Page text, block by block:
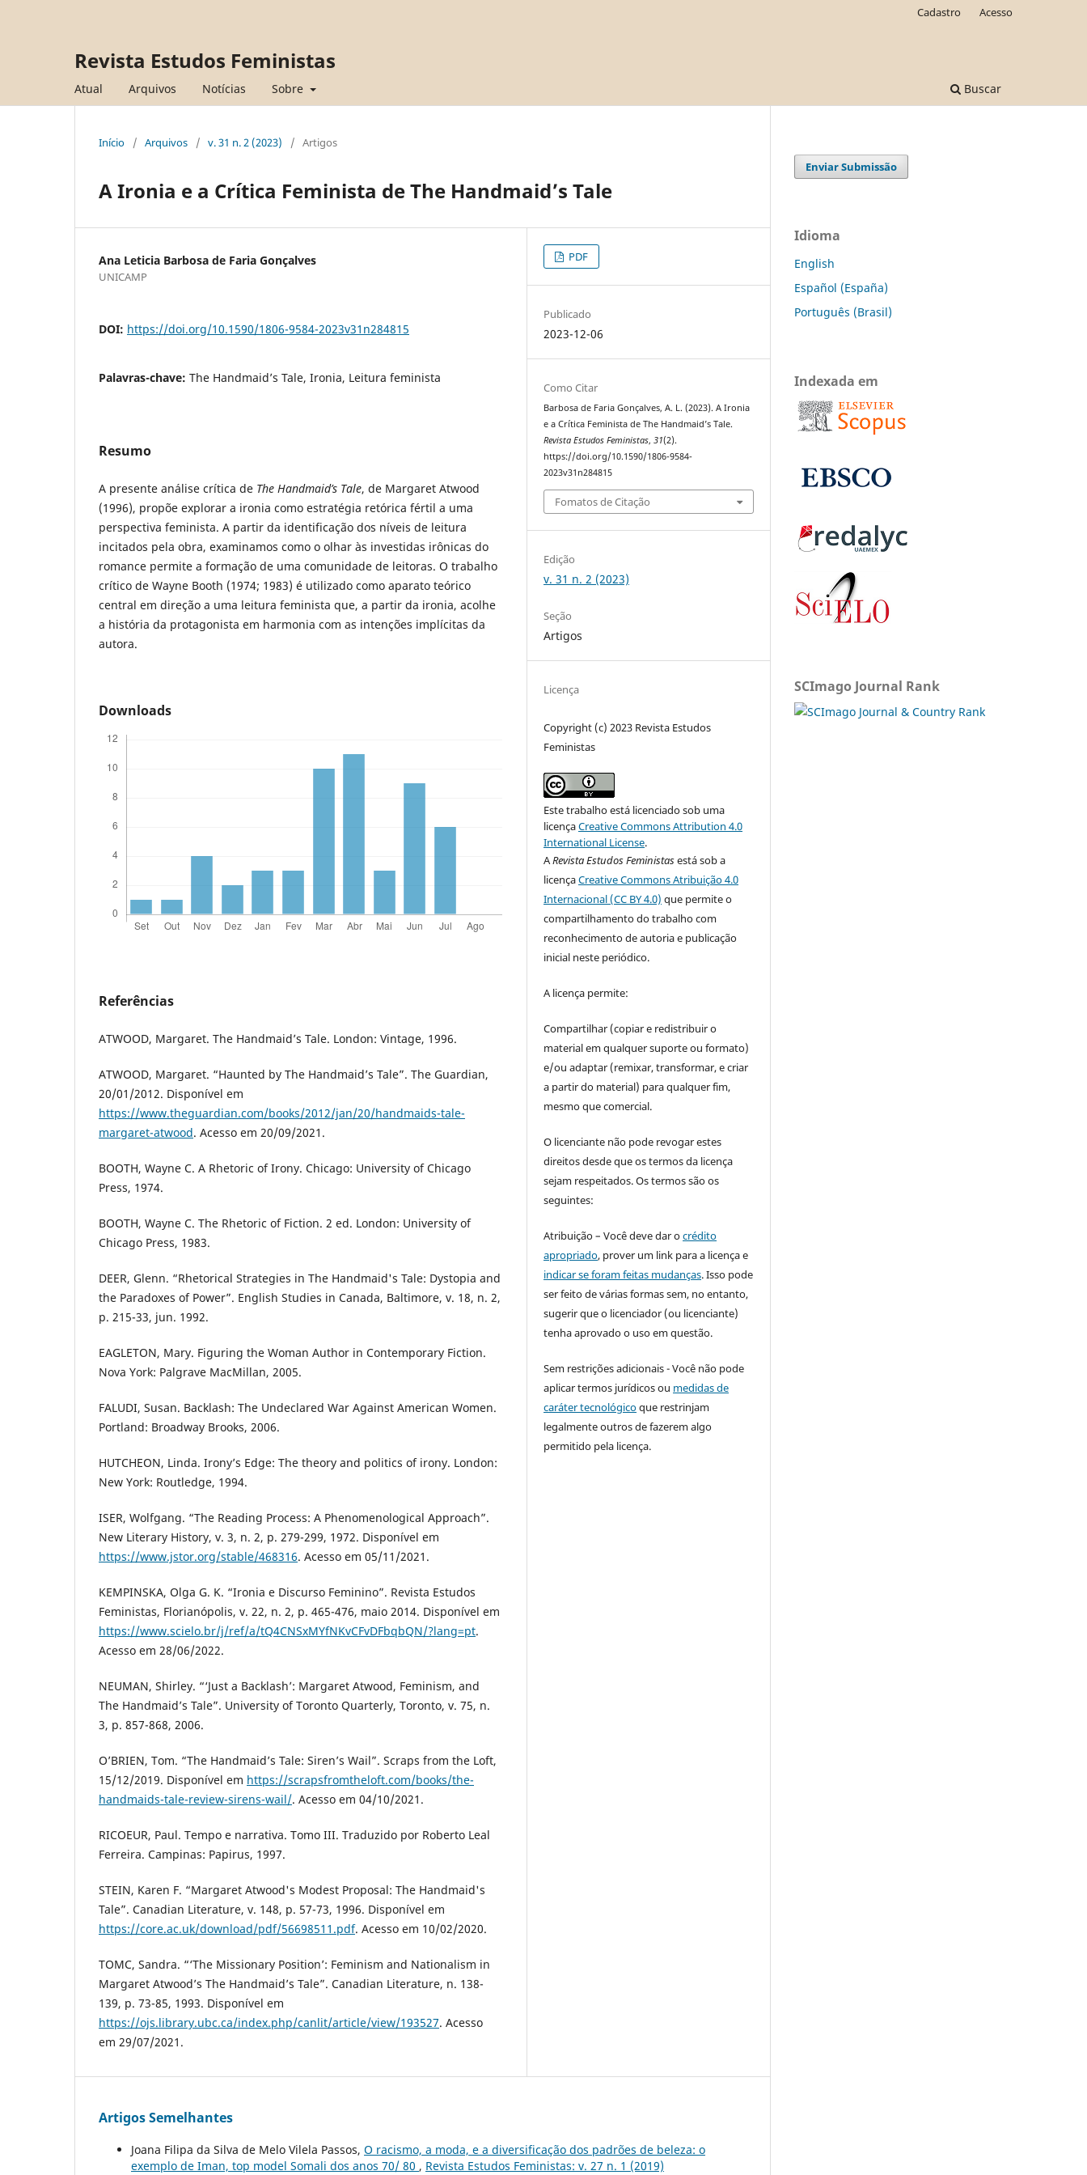
Revista Estudos Feministas
Atual Arquivos Notícias Sobre Buscar
Cadastro Acesso
Início / Arquivos / v. 31 n. 2 (2023) / Artigos
A Ironia e a Crítica Feminista de The Handmaid’s Tale
Ana Leticia Barbosa de Faria Gonçalves
UNICAMP
DOI: https://doi.org/10.1590/1806-9584-2023v31n284815
Palavras-chave: The Handmaid’s Tale, Ironia, Leitura feminista
Resumo
A presente análise crítica de The Handmaid’s Tale, de Margaret Atwood
(1996), propõe explorar a ironia como estratégia retórica fértil a uma
perspectiva feminista. A partir da identificação dos níveis de leitura
incitados pela obra, examinamos como o olhar às investidas irônicas do
romance permite a formação de uma comunidade de leitoras. O trabalho
crítico de Wayne Booth (1974; 1983) é utilizado como aparato teórico
central em direção a uma leitura feminista que, a partir da ironia, acolhe
a história da protagonista em harmonia com as intenções implícitas da
autora.
Downloads
Referências
ATWOOD, Margaret. The Handmaid’s Tale. London: Vintage, 1996.
ATWOOD, Margaret. “Haunted by The Handmaid’s Tale”. The Guardian,
20/01/2012. Disponível em
https://www.theguardian.com/books/2012/jan/20/handmaids-tale-
margaret-atwood. Acesso em 20/09/2021.
BOOTH, Wayne C. A Rhetoric of Irony. Chicago: University of Chicago
Press, 1974.
BOOTH, Wayne C. The Rhetoric of Fiction. 2 ed. London: University of
Chicago Press, 1983.
DEER, Glenn. “Rhetorical Strategies in The Handmaid's Tale: Dystopia and
the Paradoxes of Power”. English Studies in Canada, Baltimore, v. 18, n. 2,
p. 215-33, jun. 1992.
EAGLETON, Mary. Figuring the Woman Author in Contemporary Fiction.
Nova York: Palgrave MacMillan, 2005.
FALUDI, Susan. Backlash: The Undeclared War Against American Women.
Portland: Broadway Brooks, 2006.
HUTCHEON, Linda. Irony’s Edge: The theory and politics of irony. London:
New York: Routledge, 1994.
ISER, Wolfgang. “The Reading Process: A Phenomenological Approach”.
New Literary History, v. 3, n. 2, p. 279-299, 1972. Disponível em
https://www.jstor.org/stable/468316. Acesso em 05/11/2021.
KEMPINSKA, Olga G. K. “Ironia e Discurso Feminino”. Revista Estudos
Feministas, Florianópolis, v. 22, n. 2, p. 465-476, maio 2014. Disponível em
https://www.scielo.br/j/ref/a/tQ4CNSxMYfNKvCFvDFbqbQN/?lang=pt.
Acesso em 28/06/2022.
NEUMAN, Shirley. “‘Just a Backlash’: Margaret Atwood, Feminism, and
The Handmaid’s Tale”. University of Toronto Quarterly, Toronto, v. 75, n.
3, p. 857-868, 2006.
O’BRIEN, Tom. “The Handmaid’s Tale: Siren’s Wail”. Scraps from the Loft,
15/12/2019. Disponível em https://scrapsfromtheloft.com/books/the-
handmaids-tale-review-sirens-wail/. Acesso em 04/10/2021.
RICOEUR, Paul. Tempo e narrativa. Tomo III. Traduzido por Roberto Leal
Ferreira. Campinas: Papirus, 1997.
STEIN, Karen F. “Margaret Atwood's Modest Proposal: The Handmaid's
Tale”. Canadian Literature, v. 148, p. 57-73, 1996. Disponível em
https://core.ac.uk/download/pdf/56698511.pdf. Acesso em 10/02/2020.
TOMC, Sandra. “‘The Missionary Position’: Feminism and Nationalism in
Margaret Atwood’s The Handmaid’s Tale”. Canadian Literature, n. 138-
139, p. 73-85, 1993. Disponível em
https://ojs.library.ubc.ca/index.php/canlit/article/view/193527. Acesso
em 29/07/2021.
PDF
Publicado
2023-12-06
Como Citar
Barbosa de Faria Gonçalves, A. L. (2023). A Ironia
e a Crítica Feminista de The Handmaid’s Tale.
Revista Estudos Feministas,31(2).
https://doi.org/10.1590/1806-9584-
2023v31n284815
Fomatos de Citação
Edição
v. 31 n. 2 (2023)
Seção
Artigos
Licença
Copyright (c) 2023 Revista Estudos
Feministas
Este trabalho está licenciado sob uma
licençaCreative Commons Attribution 4.0
International License.
ARevista Estudos Feministasestá sob a
licençaCreative Commons Atribuição 4.0
Internacional (CC BY 4.0) que permite o
compartilhamento do trabalho com
reconhecimento de autoria e publicação
inicial neste periódico.
A licença permite:
Compartilhar (copiar e redistribuir o
material em qualquer suporte ou formato)
e/ou adaptar (remixar, transformar, e criar
a partir do material) para qualquer fim,
mesmo que comercial.
O licenciante não pode revogar estes
direitos desde que os termos da licença
sejam respeitados. Os termos são os
seguintes:
Atribuição – Você deve dar ocrédito
apropriado, prover um link para a licença e
indicar se foram feitas mudanças. Isso pode
ser feito de várias formas sem, no entanto,
sugerir que o licenciador (ou licenciante)
tenha aprovado o uso em questão.
Sem restrições adicionais - Você não pode
aplicar termos jurídicos ou medidas de
caráter tecnológicoque restrinjam
legalmente outros de fazerem algo
permitido pela licença.
Artigos Semelhantes
Joana Filipa da Silva de Melo Vilela Passos, O racismo, a moda, e a diversificação dos padrões de beleza: o
exemplo de Iman, top model Somali dos anos 70/ 80 , Revista Estudos Feministas: v. 27 n. 1 (2019)
Enviar Submissão
Idioma
English
Español (España)
Português (Brasil)
Indexada em
SCImago Journal Rank